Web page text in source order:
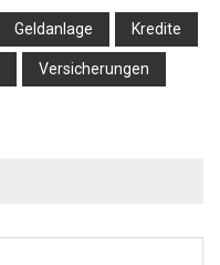
Geldanlage Kredite
Versicherungen